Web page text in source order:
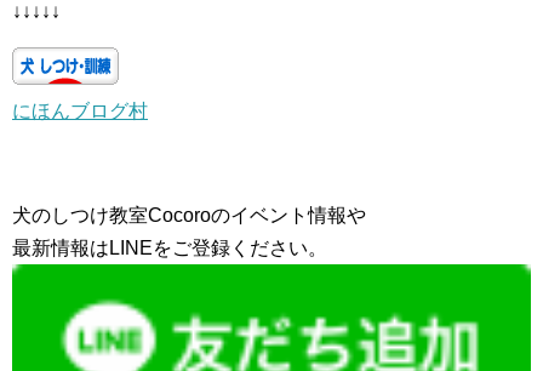
↓↓↓↓↓
にほんブログ村
犬のしつけ教室Cocoroのイベント情報や
最新情報はLINEをご登録ください。